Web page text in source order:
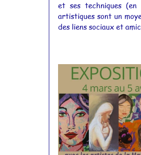
et ses techniques
artistiques sont un
des liens sociaux et